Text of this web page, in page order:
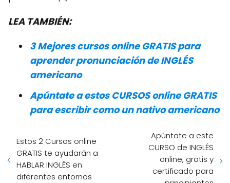
LEA TAMBIÉN:
3 Mejores cursos online GRATIS para
aprender pronunciación de INGLÉS
americano
Apúntate a estos CURSOS online GRATIS
para escribir como un nativo americano
Estos 2 Cursos online
GRATIS te ayudarán a
HABLAR INGLÉS en
diferentes entornos
Apúntate a este
CURSO de INGLÉS
online, gratis y
certificado para